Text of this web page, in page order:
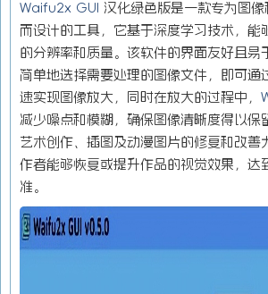
Waifu2x GUI
汉化绿色版是一款专为图
而设计的工具，它基于深度学习技术，能
的分辨率和质量。该软件的界面友好且易
简单地选择需要处理的图像文件，即可通
速实现图像放大，同时在放大的过程中，
减少噪点和模糊，确保图像清晰度得以保
艺术创作、插图及动漫图片的修复和改善
作者能够恢复或提升作品的视觉效果，达
准。